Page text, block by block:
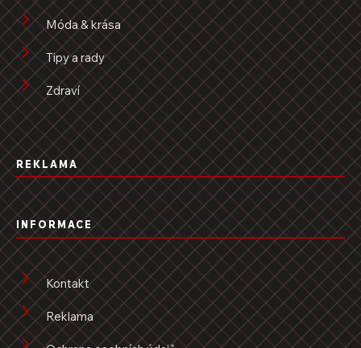
Móda & krása
Tipy a rady
Zdraví
REKLAMA
INFORMACE
Kontakt
Reklama